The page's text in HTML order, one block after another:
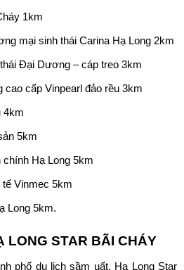
1km
mại sinh thái Carina Hạ Long 2km
Đại Dương – cáp treo 3km
cấp Vinpearl đảo rều 3km
4km
5km
chính Hạ Long 5km
Vinmec 5km
Long 5km.
LONG STAR BÃI CHÁY
phố du lịch sầm uất. Hạ Long Star